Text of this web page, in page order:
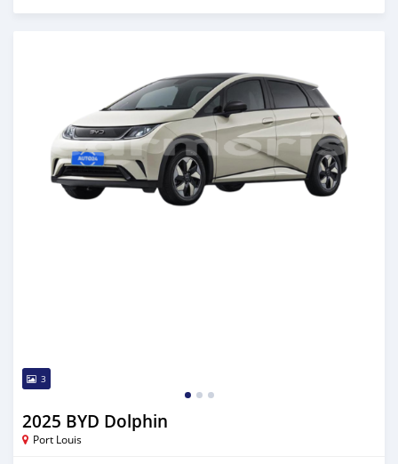
3
2025 BYD Dolphin
Port Louis